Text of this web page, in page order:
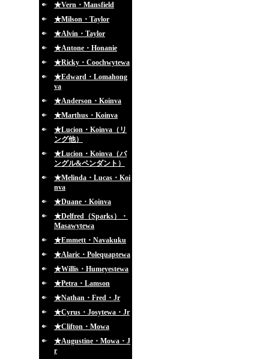
★Vern・Mansfield
★Milson・Taylor
★Alvin・Taylor
★Antone・Honanie
★Ricky・Coochwytewa
★Edward・Lomahong
va
★Anderson・Koinva
★Marthus・Koinva
★Lucion・Koinva（リ
ング他）
★Lucion・Koinva（バ
ングル&ペンダント）
★Melinda・Lucas・Koi
nva
★Duane・Koinva
★Delfred（Sparks）・
Masawytewa
★Emmett・Navakuku
★Alaric・Polequaptewa
★Willis・Humeyestewa
★Petra・Lamson
★Nathan・Fred・Jr
★Cyrus・Josytewa・Jr
★Clifton・Mowa
★Augustine・Mowa・J
r